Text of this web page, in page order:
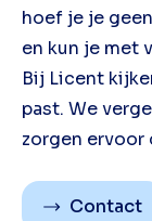
hoef je je
en kun je met
Bij Licent
past. We
zorgen ervoor
Contact